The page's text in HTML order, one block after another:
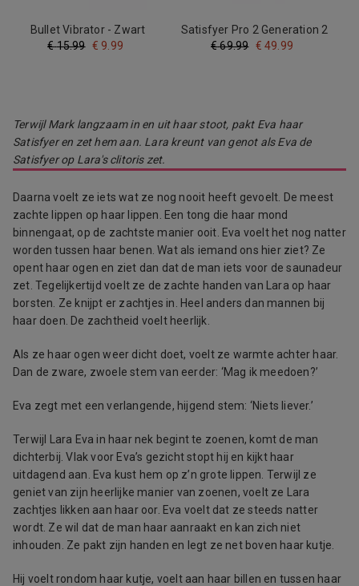
Bullet Vibrator - Zwart
€ 15.99 € 9.99
Satisfyer Pro 2 Generation 2
- Goud
€ 69.99 € 49.99
Terwijl Mark langzaam in en uit haar stoot, pakt Eva haar
Satisfyer en zet hem aan. Lara kreunt van genot als Eva de
Satisfyer op Lara's clitoris zet.
Daarna voelt ze iets wat ze nog nooit heeft gevoelt. De meest
zachte lippen op haar lippen. Een tong die haar mond
binnengaat, op de zachtste manier ooit. Eva voelt het nog natter
worden tussen haar benen. Wat als iemand ons hier ziet? Ze
opent haar ogen en ziet dan dat de man iets voor de saunadeur
zet. Tegelijkertijd voelt ze de zachte handen van Lara op haar
borsten. Ze knijpt er zachtjes in. Heel anders dan mannen bij
haar doen. De zachtheid voelt heerlijk.
Als ze haar ogen weer dicht doet, voelt ze warmte achter haar.
Dan de zware, zwoele stem van eerder: ‘Mag ik meedoen?’
Eva zegt met een verlangende, hijgend stem: ‘Niets liever.’
Terwijl Lara Eva in haar nek begint te zoenen, komt de man
dichterbij. Vlak voor Eva’s gezicht stopt hij en kijkt haar
uitdagend aan. Eva kust hem op z’n grote lippen. Terwijl ze
geniet van zijn heerlijke manier van zoenen, voelt ze Lara
zachtjes likken aan haar oor. Eva voelt dat ze steeds natter
wordt. Ze wil dat de man haar aanraakt en kan zich niet
inhouden. Ze pakt zijn handen en legt ze net boven haar kutje.
Hij voelt rondom haar kutje, voelt aan haar billen en tussen haar